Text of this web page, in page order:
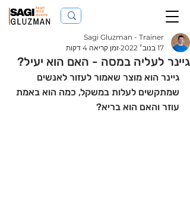
גיינר לעליה במסה - האם הוא יעיל?
Sagi Gluzman - Trainer
17 בנוב׳ 2022
זמן קריאה 4 דקות
גיינר הוא מוצר שאמור לעזור לאנשים
שמתקשים לעלות במשקל, כמה הוא באמת
עוזר והאם הוא בריא?